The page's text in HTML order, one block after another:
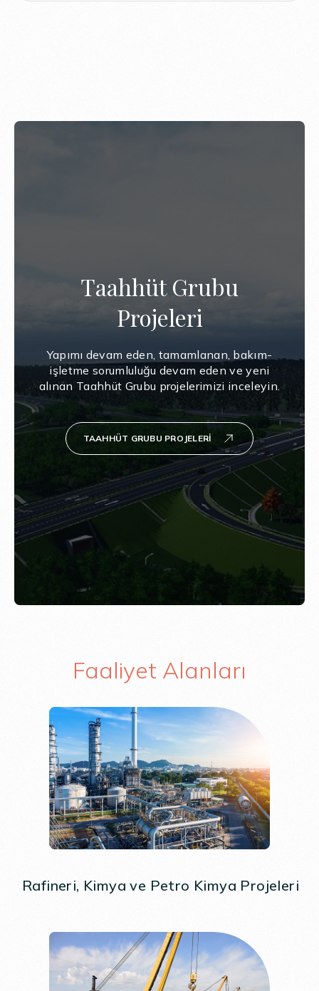
Taahhüt Grubu
Projeleri
Yapımı devam eden, tamamlanan, bakım-
işletme sorumluluğu devam eden ve yeni
alınan Taahhüt Grubu projelerimizi inceleyin.
TAAHHÜT GRUBU PROJELERI
Faaliyet Alanları
Rafineri, Kimya ve Petro Kimya Projeleri